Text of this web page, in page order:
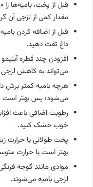
مقدار کمی از لزجی آن
قبل از اضافه کردن
داغ تفت دهید.
افزودن چند قطره
می‌تواند به کاهش
هرچه بامیه کمتر برش
می‌شود؛ پس بهتر است
رطوبت اضافی باعث
خوب خشک کنید.
پخت طولانی با حرارت
بهتر است با حرارت
موادی مانند گوجه
لزجی بامیه می‌شوند.